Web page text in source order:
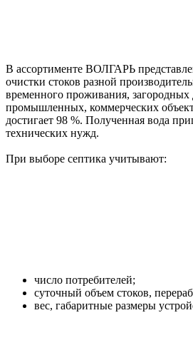
В ассортименте ВОЛГАРЬ
очистки стоков разной
временного проживания, загородных
промышленных, коммерческих
достигает 98 %. Полученная вода
технических нужд.
При выборе септика учитывают:
число потребителей;
суточный объем стоков,
вес, габаритные размеры